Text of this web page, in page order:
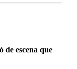
de escena que